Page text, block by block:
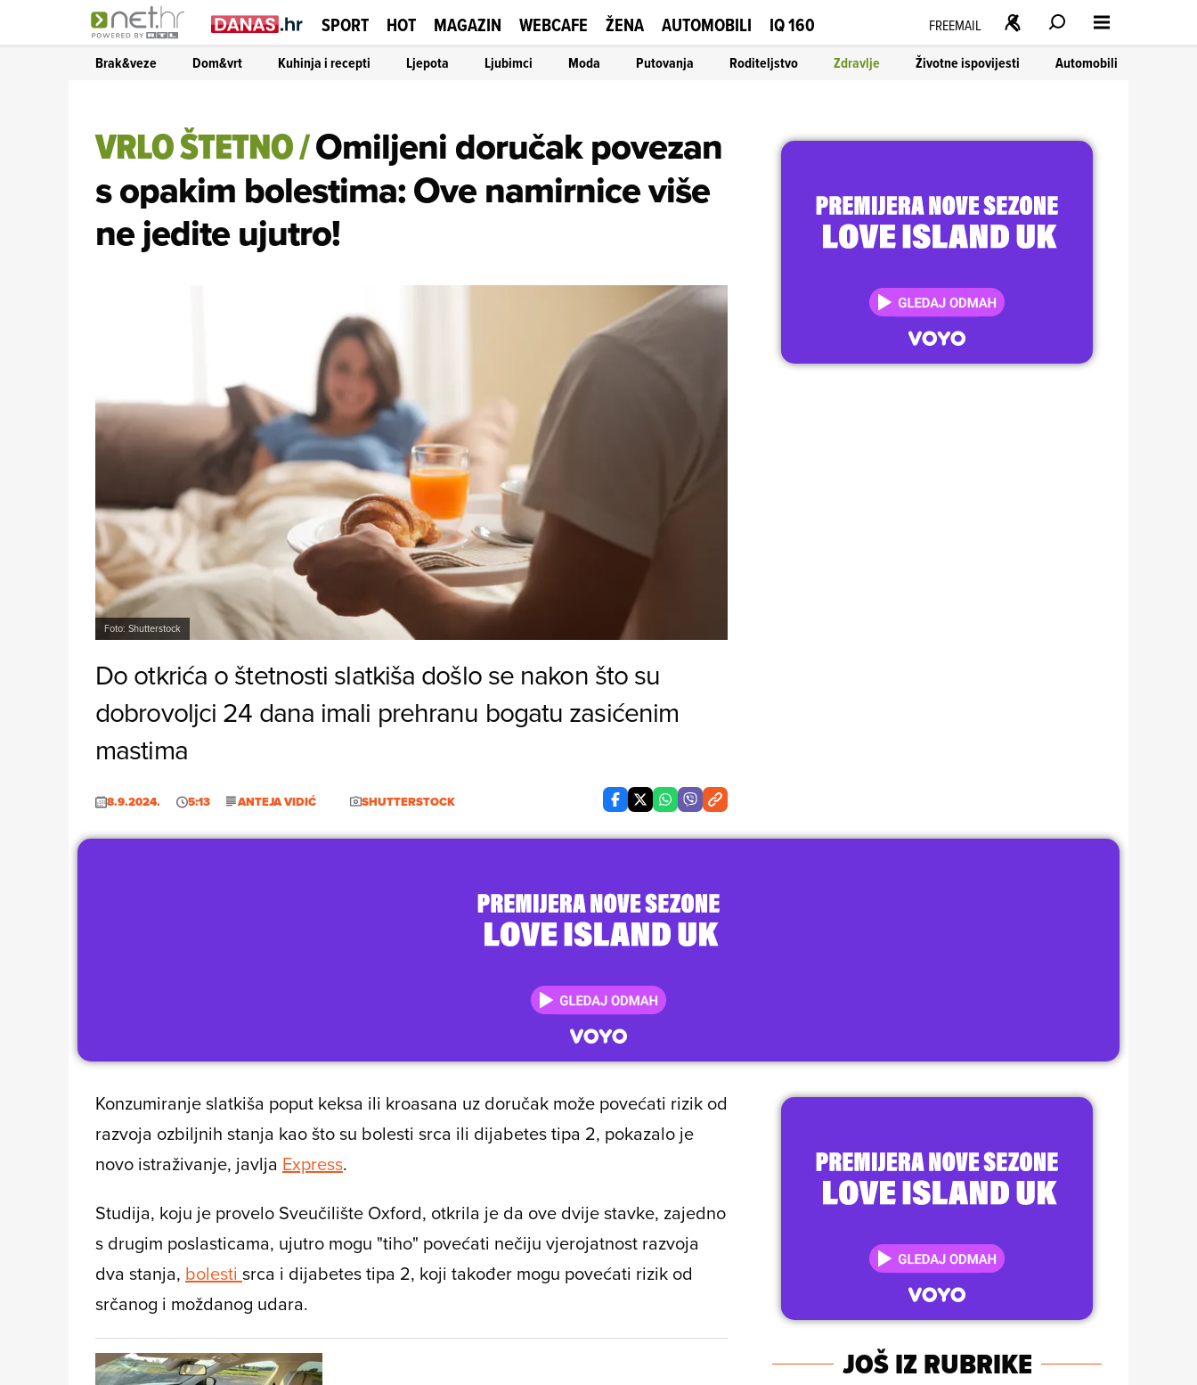
SPORT HOT MAGAZIN WEBCAFE ŽENA AUTOMOBILI IQ 160 FREEMAIL
Brak&veze Dom&vrt Kuhinja i recepti Ljepota Ljubimci Moda Putovanja Roditeljstvo Zdravlje Životne ispovijesti Automobili
VRLO ŠTETNO/Omiljeni doručak povezan
s opakim bolestima: Ove namirnice više
ne jedite ujutro!
Foto: Shutterstock
Do otkrića o štetnosti slatkiša došlo se nakon što su
dobrovoljci 24 dana imali prehranu bogatu zasićenim
mastima
8.9.2024. 5:13 ANTEJA VIDIĆ SHUTTERSTOCK
Konzumiranje slatkiša poput keksa ili kroasana uz doručak može povećati rizik od
razvoja ozbiljnih stanja kao što su bolesti srca ili dijabetes tipa 2, pokazalo je
novo istraživanje, javlja Express.
Studija, koju je provelo Sveučilište Oxford, otkrila je da ove dvije stavke, zajedno
s drugim poslasticama, ujutro mogu "tiho" povećati nečiju vjerojatnost razvoja
dva stanja, bolesti srca i dijabetes tipa 2, koji također mogu povećati rizik od
srčanog i moždanog udara.
JOŠ IZ RUBRIKE